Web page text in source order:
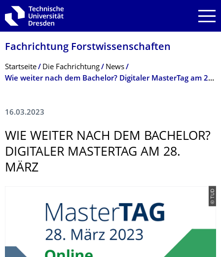
Zur Hauptnavigation springen
Zur Suche springen
Zum Inhalt springen
Fachrichtung Forstwissenschaf­ten
Breadcrumb-Menü
Startseite Die Fachrichtung
News
Wie weiter nach dem Bachelor? Digitaler MasterTag am 28. März
16.03.2023
WIE WEITER NACH DEM BACHELOR?
DIGITALER MASTERTAG AM 28.
MÄRZ
© TUD